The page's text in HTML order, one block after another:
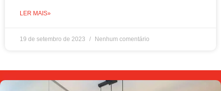
LER MAIS»
19 de setembro de 2023 Nenhum comentário